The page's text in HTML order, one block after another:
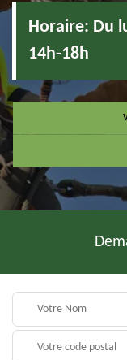
Horaire: Du
14h-18h